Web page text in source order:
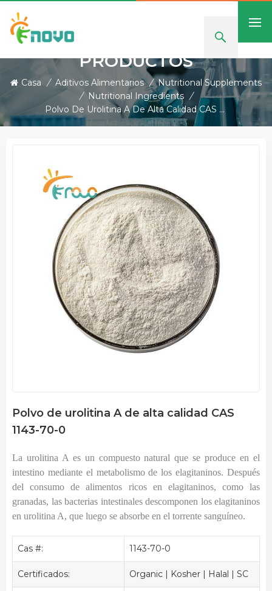
PRODUCTOS
Casa / Aditivos Alimentarios / Nutritional Supplements
/
Nutritional Ingredients /
Polvo De Urolitina A De Alta Calidad CAS 1143-70-0
Polvo de urolitina A de alta calidad CAS
1143-70-0
La urolitina A es un compuesto natural que se produce en el
intestino mediante el metabolismo de los elagitaninos. Después
del consumo de alimentos ricos en elagitaninos, como las
granadas, las bacterias intestinales descomponen los elagitaninos
en urolitina A, que luego se absorbe en el torrente sanguíneo.
Cas #: 1143-70-0
Certificados: Organic | Kosher | Halal | SC